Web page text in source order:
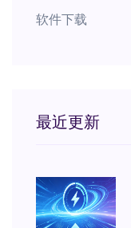
软件下载
最近更新